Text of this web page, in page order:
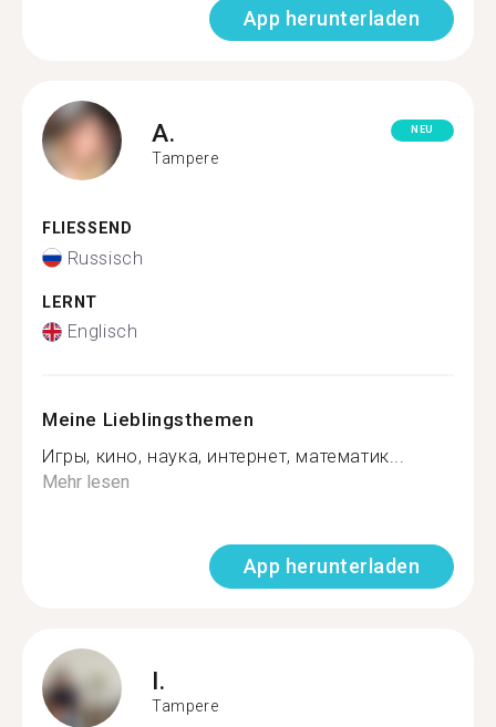
App herunterladen
A.
Tampere
NEU
FLIESSEND
Russisch
LERNT
Englisch
Meine Lieblingsthemen
Игры, кино, наука, интернет, математик...
Mehr lesen
App herunterladen
I.
Tampere